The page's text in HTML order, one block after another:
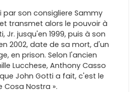
par son consigliere Sammy
transmet alors le pouvoir à
Jr. jusqu'en 1999, puis à son
2002, date de sa mort, d'un
en prison. Selon l'ancien
Lucchese, Anthony Casso
John Gotti a fait, c'est le
Nostra ».